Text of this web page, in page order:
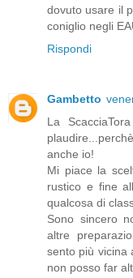
dovuto usare il
coniglio negli
Rispondi
Gambetto
La
anche io!
Mi piace la
rustico e fine
qualcosa di
Sono sincero
altre
sento più vicina
non posso far